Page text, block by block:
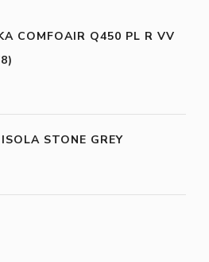
COMFOAIR Q450 PL R VV
STONE GREY